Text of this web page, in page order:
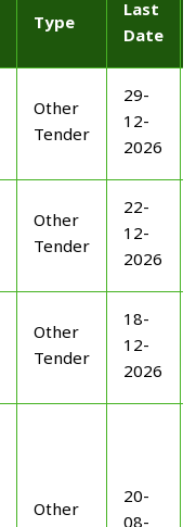
Type
Last
Date
Other
Tender
29-
12-
2026
Other
Tender
22-
12-
2026
Other
Tender
18-
12-
2026
Other
20-